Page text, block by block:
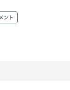
ント